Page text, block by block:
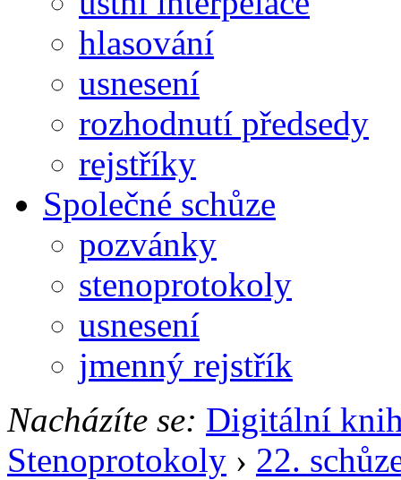
hlasování
usnesení
rozhodnutí předsedy
rejstříky
Společné schůze
pozvánky
stenoprotokoly
usnesení
jmenný rejstřík
Nacházíte se: Digitální
Stenoprotokoly › 22.